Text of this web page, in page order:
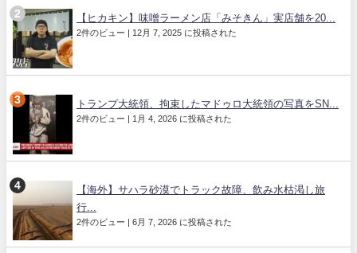
【ヒカキン】味噌ラーメン店「みそきん」実店舗を20...
2件のビュー | 12月 7, 2025 に投稿された
トランプ大統領、拘束したマドゥロ大統領の写真をSN...
2件のビュー | 1月 4, 2026 に投稿された
【海外】サハラ砂漠でトラック故障、飲み水枯渇し旅
行...
2件のビュー | 6月 7, 2026 に投稿された